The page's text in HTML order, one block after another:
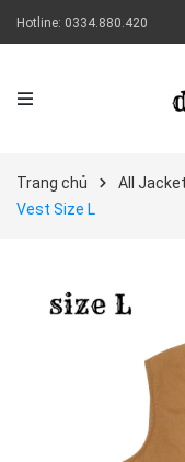
Hotline: 0334.880.420
Trang chủ All Jacket
Vest Size L